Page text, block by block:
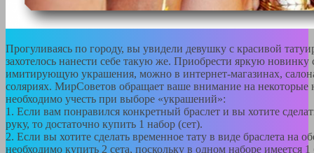
Прогуливаясь по городу, вы увидели девушку с красивой
захотелось нанести себе такую же. Приобрести яркую новинку
имитирующую украшения, можно в интернет-магазинах,
соляриях. МирСоветов обращает ваше внимание на
необходимо учесть при выборе «украшений»:
1. Если вам понравился конкретный браслет и вы хотите
руку, то достаточно купить 1 набор (сет).
2. Если вы хотите сделать временное тату в виде браслета на
необходимо купить 2 сета, поскольку в одном наборе имеется 1